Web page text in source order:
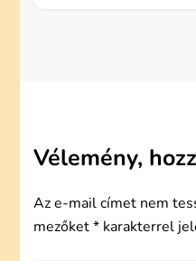
Vélemény,
Az e-mail címet nem
mezőket* karakterrel